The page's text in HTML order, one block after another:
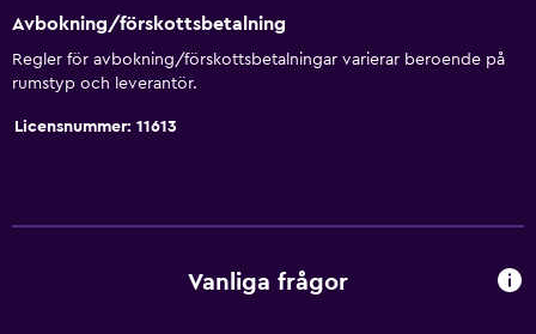
Brandvarnare
Luftkonditionering
Wifi (tilläggsavgift)
Sängkläder
Avbokning/förskottsbetalning
Regler för avbokning/förskottsbetalningar varierar beroende på
rumstyp och leverantör.
Licensnummer: 11613
Vanliga frågor